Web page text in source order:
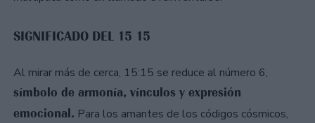
SIGNIFICADO DEL 15 15
Al mirar más de cerca, 15:15 se reduce al número 6,
símbolo de armonía, vínculos y expresión
emocional. Para los amantes de los códigos cósmicos,